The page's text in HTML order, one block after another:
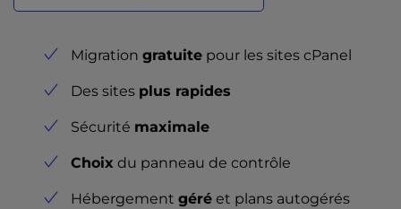
Migration gratuite pour les sites cPanel
Des sites plus rapides
Sécurité maximale
Choix du panneau de contrôle
Hébergement géré et plans autogérés